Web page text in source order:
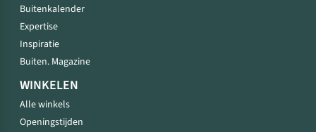
Buitenkalender
Expertise
Inspiratie
Buiten. Magazine
WINKELEN
Alle winkels
Openingstijden